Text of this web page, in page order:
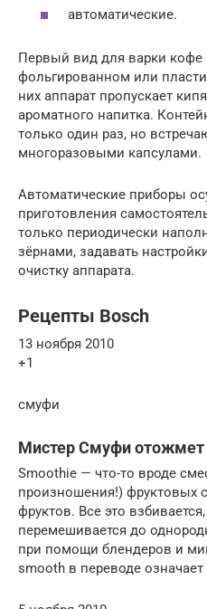
автоматические.
Первый вид для варки кофе
фольгированном или
них аппарат пропускает
ароматного напитка.
только один раз, но
многоразовыми капсулами.
Автоматические приборы
приготовления
только периодически
зёрнами, задавать
очистку аппарата.
Рецепты Bosch
13 ноября 2010
+1
смуфи
Мистер Смуфи
Smoothie — что-то вроде
произношения!) фруктовых
фруктов. Все это
перемешивается до
при помощи блендеров и
smooth в переводе